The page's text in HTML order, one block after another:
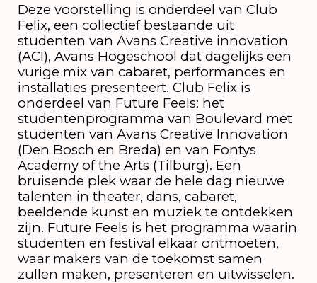
Deze voorstelling is onderdeel van Club
Felix, een collectief bestaande uit
studenten van Avans Creative innovation
(ACI), Avans Hogeschool dat dagelijks een
vurige mix van cabaret, performances en
installaties presenteert. Club Felix is
onderdeel van Future Feels: het
studentenprogramma van Boulevard met
studenten van Avans Creative Innovation
(Den Bosch en Breda) en van Fontys
Academy of the Arts (Tilburg). Een
bruisende plek waar de hele dag nieuwe
talenten in theater, dans, cabaret,
beeldende kunst en muziek te ontdekken
zijn. Future Feels is het programma waarin
studenten en festival elkaar ontmoeten,
waar makers van de toekomst samen
zullen maken, presenteren en uitwisselen.